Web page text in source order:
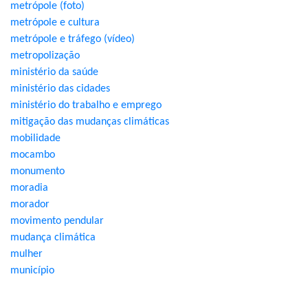
metrópole (foto)
metrópole e cultura
metrópole e tráfego (vídeo)
metropolização
ministério da saúde
ministério das cidades
ministério do trabalho e emprego
mitigação das mudanças climáticas
mobilidade
mocambo
monumento
moradia
morador
movimento pendular
mudança climática
mulher
município